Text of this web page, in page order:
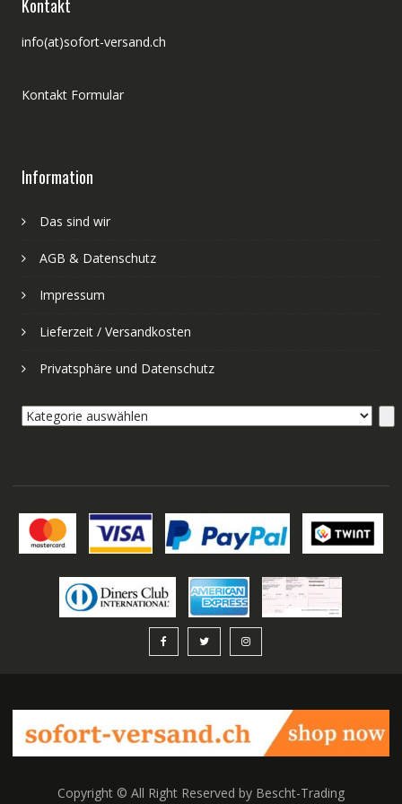
Kontakt
info(at)sofort-versand.ch
Kontakt Formular
Information
Das sind wir
AGB & Datenschutz
Impressum
Lieferzeit / Versandkosten
Privatsphäre und Datenschutz
Kategorie
Copyright © All Right Reserved by Bescht-Trading